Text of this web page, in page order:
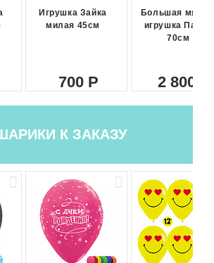
Игрушка Зайка
милая 45см
700
Большая
игрушка Панда
70см
2 800
К ЗАКАЗУ